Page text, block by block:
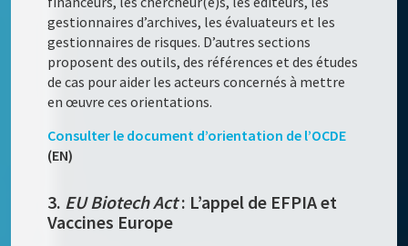
gestionnaires d’archives, les évaluateurs et les
gestionnaires de risques. D’autres sections
proposent des outils, des références et des études
de cas pour aider les acteurs concernés à mettre
en œuvre ces orientations.
Consulter le document d’orientation de l’OCDE
(EN)
3. EU Biotech Act: L’appel de EFPIA et
Vaccines Europe